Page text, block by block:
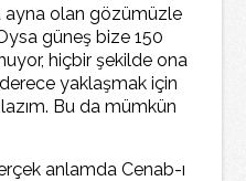
ayna olan gözümüzle
güneş bize 150
hiçbir şekilde ona
yaklaşmak için
Bu da mümkün
anlamda Cenab-ı